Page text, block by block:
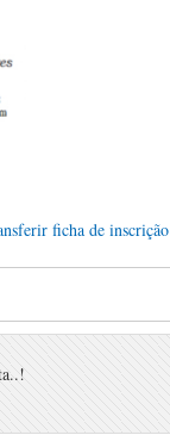
ficha de inscrição